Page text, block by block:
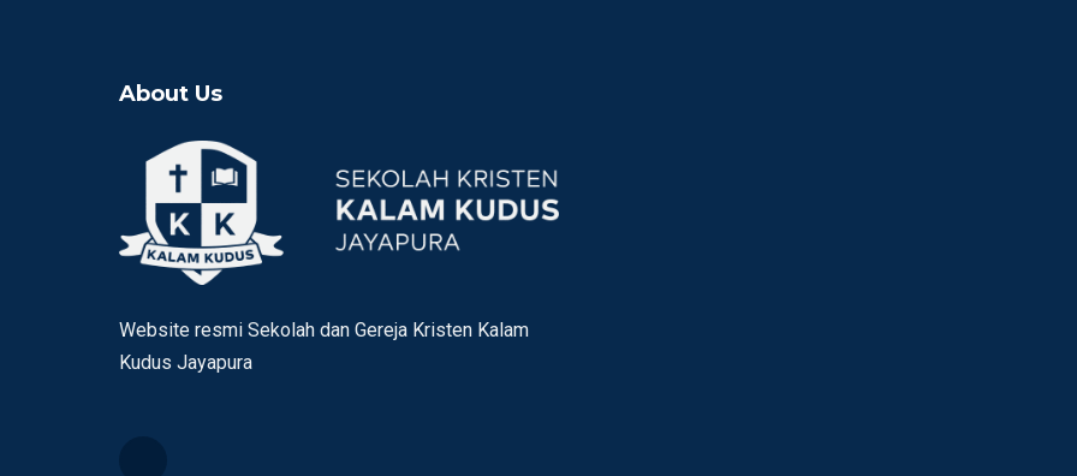
About Us
Website resmi Sekolah dan Gereja Kristen Kalam
Kudus Jayapura